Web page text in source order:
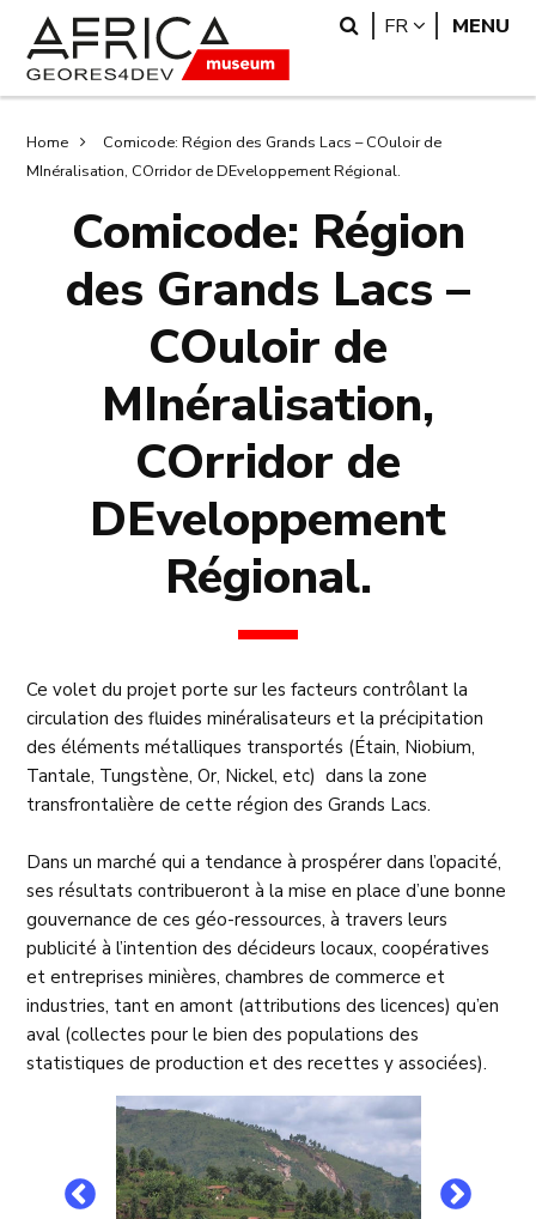
main
content
search
Search
FR LANGUAGE
MENU
Breadcrumb
Home
Comicode: Région des Grands Lacs – COuloir de
MInéralisation, COrridor de DEveloppement Régional.
Comicode: Région
des Grands Lacs –
COuloir de
MInéralisation,
COrridor de
DEveloppement
Régional.
Ce volet du projet porte sur les facteurs contrôlant la
circulation des fluides minéralisateurs et la précipitation
des éléments métalliques transportés (Étain, Niobium,
Tantale, Tungstène, Or, Nickel, etc) dans la zone
transfrontalière de cette région des Grands Lacs.
Dans un marché qui a tendance à prospérer dans l’opacité,
ses résultats contribueront à la mise en place d’une bonne
gouvernance de ces géo-ressources, à travers leurs
publicité à l’intention des décideurs locaux, coopératives
et entreprises minières, chambres de commerce et
industries, tant en amont (attributions des licences) qu’en
aval (collectes pour le bien des populations des
statistiques de production et des recettes y associées).